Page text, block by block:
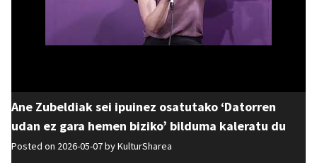
Ane Zubeldiak sei ipuinez osatutako ‘Datorren
udan ez gara hemen biziko’ bilduma kaleratu du
Posted on 2026-05-07 byKulturSharea